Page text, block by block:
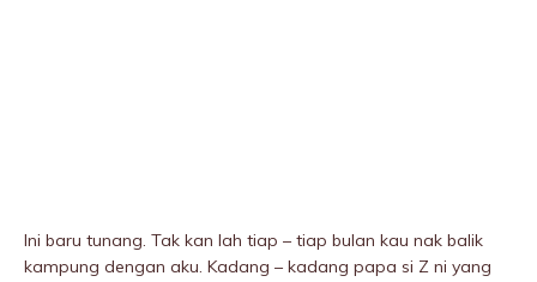
Ini baru tunang. Tak kan lah tiap – tiap bulan kau nak balik
kampung dengan aku. Kadang – kadang papa si Z ni yang